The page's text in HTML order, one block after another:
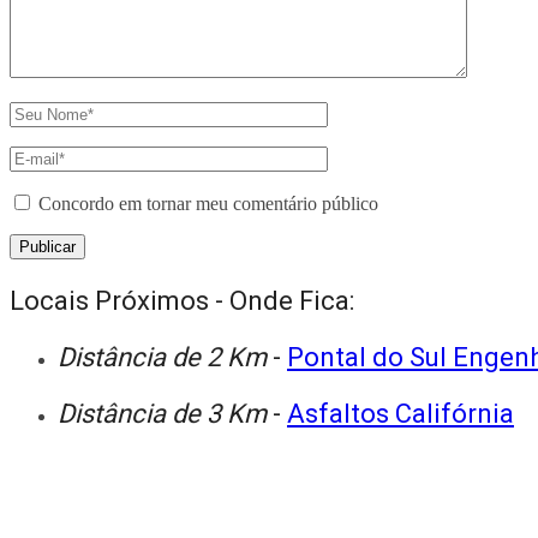
Concordo em tornar meu comentário público
Locais Próximos - Onde Fica:
Distância de 2 Km - Pontal do Sul
Distância de 3 Km - Asfaltos Califórnia